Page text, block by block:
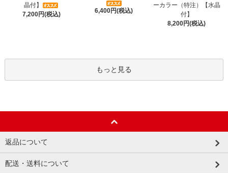
晶付】
7,200円(税込)
6,400円(税込)
ーカラー（特注）【水晶
付】
8,200円(税込)
もっと見る
返品について
配送・送料について